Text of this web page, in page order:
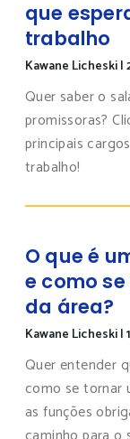
que
trabalho
Kawane Licheski|
Quer saber o
promissoras?
principais
trabalho!
O que é
e como
da área?
Kawane Licheski|
Quer entender
como se tornar
as funções